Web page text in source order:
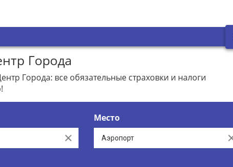
Города
Города: все обязательные страховки и налоги
Clear
Место